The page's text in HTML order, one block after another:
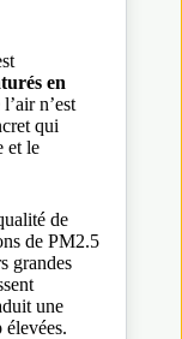
en
n’est
qui
et le
de
de PM2.5
grandes
une